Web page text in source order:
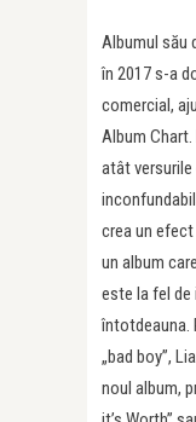
Albumul său
în 2017 s-a
comercial,
Album
atât
crea un efect
un album
este la fel
întotdeauna.
„bad boy”,
noul album,